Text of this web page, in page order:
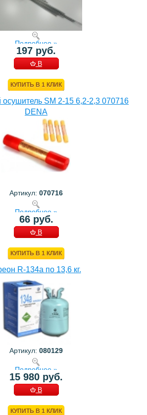
Подробнее »
197 руб.
В
КУПИТЬ В 1 КЛИК
SM 2-15 6,2-2,3 070716
DENA
Артикул: 070716
Подробнее »
66 руб.
В
КУПИТЬ В 1 КЛИК
R-134a по 13,6 кг.
Артикул: 080129
Подробнее »
15 980 руб.
В
КУПИТЬ В 1 КЛИК